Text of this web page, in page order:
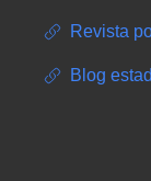
Revista
Blog